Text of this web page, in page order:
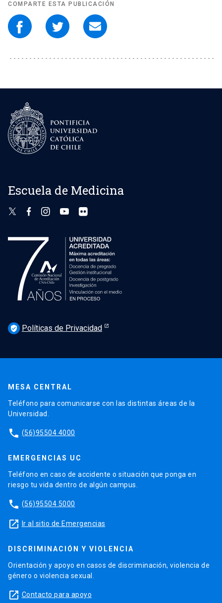
COMPARTE ESTA PUBLICACIÓN
Escuela de Medicina
verified_user Políticas de Privacidad
MESA CENTRAL
Teléfono para comunicarse con las distintas áreas de la
Universidad.
phone (56)95504 4000
EMERGENCIAS UC
Teléfono en caso de accidente o situación que ponga en
riesgo tu vida dentro de algún campus.
phone (56)95504 5000
launch Ir al sitio de Emergencias
DISCRIMINACIÓN Y VIOLENCIA
Orientación y apoyo en casos de discriminación, violencia de
género o violencia sexual.
launch Contacto para apoyo